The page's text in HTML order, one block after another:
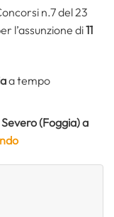
n.7 del 23
l’assunzione di11
a tempo
(Foggia) a